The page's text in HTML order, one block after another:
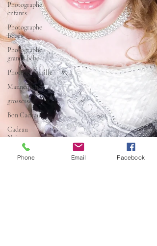
Photographe
enfants
Photographe
Bébés
Photographe
grands bébé
Photo de famille
Mannequin
grossesse
Bon Cadeau
Cadeau
Naissance
grossesse
Phone Email Facebook